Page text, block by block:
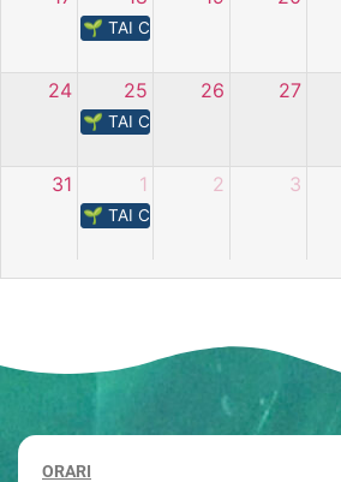
🌱 TAI CHI – L’energia della natura
24 25
🌱 TAI CHI – L’energia della natura
26 27
31 1
🌱 TAI CHI – L’energia della natura
2 3
ORARI